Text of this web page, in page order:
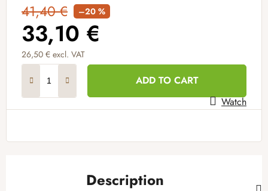
41,40 € –20 %
33,10 €
26,50 € excl. VAT
ADD TO CART
Watch
Description